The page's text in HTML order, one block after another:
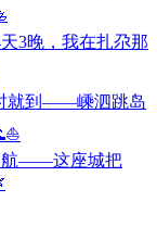
3晚，我在扎尕那
就到——嵊泗跳岛
航——这座城把